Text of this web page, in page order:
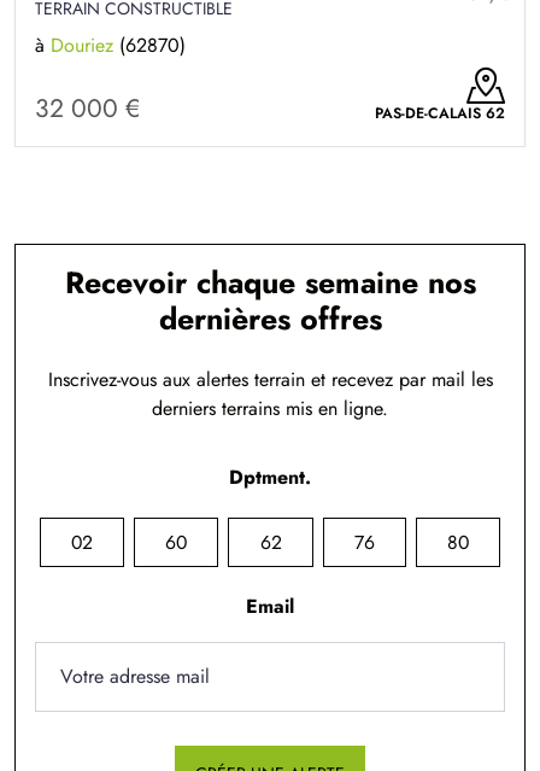
TERRAIN CONSTRUCTIBLE
à Douriez (62870)
32 000 € PAS-DE-CALAIS 62
Recevoir chaque semaine nos
dernières offres
Inscrivez-vous aux alertes terrain et recevez par mail les
derniers terrains mis en ligne.
Dptment.
02 60 62 76 80
Email